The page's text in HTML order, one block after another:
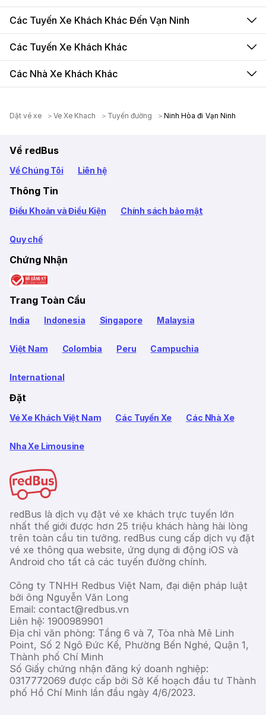
Các Tuyến Xe Khách Khác Đến Vạn Ninh
Các Tuyến Xe Khách Khác
Các Nhà Xe Khách Khác
Dặt vé xe Ve Xe Khach Tuyến đường Ninh Hòa đi Vạn Ninh
Về redBus
Về Chúng Tôi Liên hệ
Thông Tin
Điều Khoản và Điều Kiện Chính sách bảo mật
Quy chế
Chứng Nhận
Trang Toàn Cầu
India Indonesia Singapore Malaysia
Việt Nam Colombia Peru Campuchia
International
Đặt
Vé Xe Khách Việt Nam Các Tuyến Xe Các Nhà Xe
Nha Xe Limousine
redBus là dịch vụ đặt vé xe khách trực tuyến lớn
nhất thế giới được hơn 25 triệu khách hàng hài lòng
trên toàn cầu tin tưởng. redBus cung cấp dịch vụ đặt
vé xe thông qua website, ứng dụng di động iOS và
Android cho tất cả các tuyến đường chính.
Công ty TNHH Redbus Việt Nam, đại diện pháp luật
bởi ông Nguyễn Văn Long
Email: contact@redbus.vn
Liên hệ: 1900989901
Địa chỉ văn phòng: Tầng 6 và 7, Tòa nhà Mê Linh
Point, Số 2 Ngô Đức Kế, Phường Bến Nghé, Quận 1,
Thành phố Chí Minh
Số Giấy chứng nhận đăng ký doanh nghiệp:
0317772069 được cấp bởi Sở Kế hoạch đầu tư Thành
phố Hồ Chí Minh lần đầu ngày 4/6/2023.